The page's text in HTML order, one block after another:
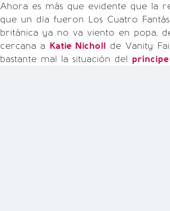
Ahora es más que evidente que la
que un día fueron Los Cuatro
británica ya no va viento en popa,
cercana a Katie Nicholl de Vanity
bastante mal la situación del